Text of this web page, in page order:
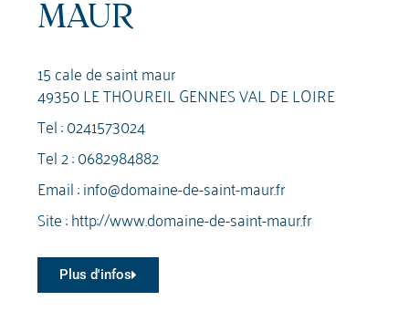
MAUR
15 cale de saint maur
49350 LE THOUREIL GENNES VAL DE LOIRE
Tel :0241573024
Tel 2 :0682984882
Email :info@domaine-de-saint-maur.fr
Site :http://www.domaine-de-saint-maur.fr
Plus d'infos